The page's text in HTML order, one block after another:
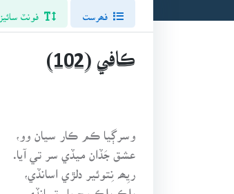
فونٽ سائيز
ڪافي (102)
وسرڳيا ڪم ڪار سيان وو،
عشق جَڏان ميڏي سر تي آيا.
ريِھہ نِتوئير دلڙي اسانڏي،
پلڪ پلڪ وچ يار تسانڏي،